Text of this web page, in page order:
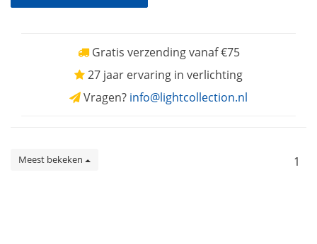
Gratis verzending vanaf €75
27 jaar ervaring in verlichting
Vragen? info@lightcollection.nl
Meest bekeken 1